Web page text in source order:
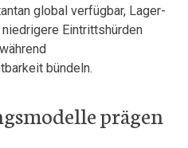
global verfügbar, Lager-
Eintrittshürden
bündeln.
prägen